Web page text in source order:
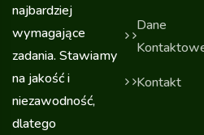
najbardziej
wymagające
zadania. Stawiamy
na jakość i
niezawodność,
dlatego
Dane
Kontakt